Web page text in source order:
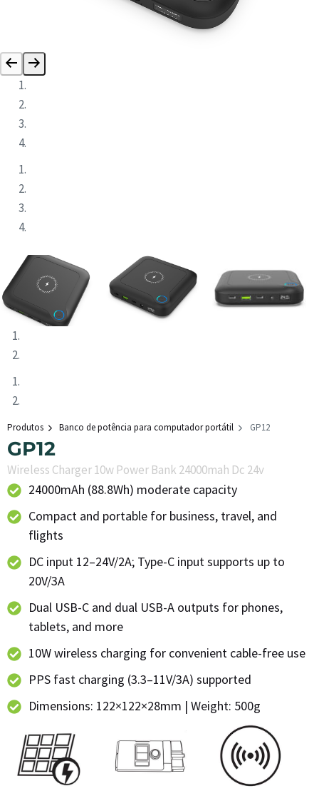
Produtos Banco de potência para computador portátil GP12
GP12
Wireless Charger 10w Power Bank 24000mah Dc 24v
24000mAh (88.8Wh) moderate capacity
Compact and portable for business, travel, and
flights
DC input 12–24V/2A; Type-C input supports up to
20V/3A
Dual USB-C and dual USB-A outputs for phones,
tablets, and more
10W wireless charging for convenient cable-free use
PPS fast charging (3.3–11V/3A) supported
Dimensions: 122×122×28mm | Weight: 500g